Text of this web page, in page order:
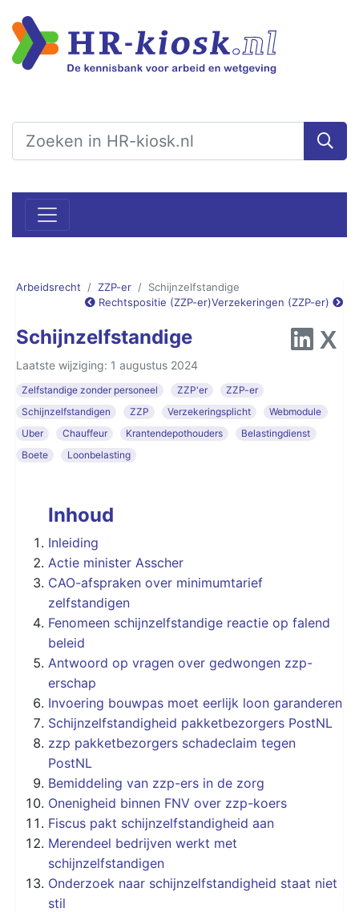
Arbeidsrecht ZZP-er
Schijnzelfstandige
Rechtspositie (ZZP-er)Verzekeringen (ZZP-er)
Schijnzelfstandige
Laatste wijziging: 1 augustus 2024
Zelfstandige zonder personeel ZZP'er
ZZP-er
Schijnzelfstandigen
ZZP Verzekeringsplicht
Webmodule
Uber
Chauffeur Krantendepothouders
Belastingdienst
Boete
Loonbelasting
Inhoud
Inleiding
Actie minister Asscher
CAO-afspraken over minimumtarief
zelfstandigen
Fenomeen schijnzelfstandige reactie op falend
beleid
Antwoord op vragen over gedwongen zzp-
erschap
Invoering bouwpas moet eerlijk loon garanderen
Schijnzelfstandigheid pakketbezorgers PostNL
zzp pakketbezorgers schadeclaim tegen
PostNL
Bemiddeling van zzp-ers in de zorg
Onenigheid binnen FNV over zzp-koers
Fiscus pakt schijnzelfstandigheid aan
Merendeel bedrijven werkt met
schijnzelfstandigen
Onderzoek naar schijnzelfstandigheid staat niet
stil